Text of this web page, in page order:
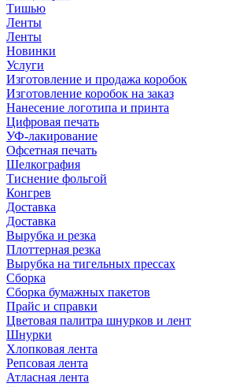
Тишью
Ленты
Ленты
Новинки
Услуги
Изготовление и продажа коробок
Изготовление коробок на заказ
Нанесение логотипа и принта
Цифровая печать
УФ-лакирование
Офсетная печать
Шелкография
Тиснение фольгой
Конгрев
Доставка
Доставка
Вырубка и резка
Плоттерная резка
Вырубка на тигельных прессах
Сборка
Сборка бумажных пакетов
Прайс и справки
Цветовая палитра шнурков и лент
Шнурки
Хлопковая лента
Репсовая лента
Атласная лента